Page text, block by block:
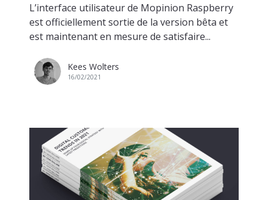
L’interface utilisateur de Mopinion Raspberry
est officiellement sortie de la version bêta et
est maintenant en mesure de satisfaire...
Kees Wolters
16/02/2021